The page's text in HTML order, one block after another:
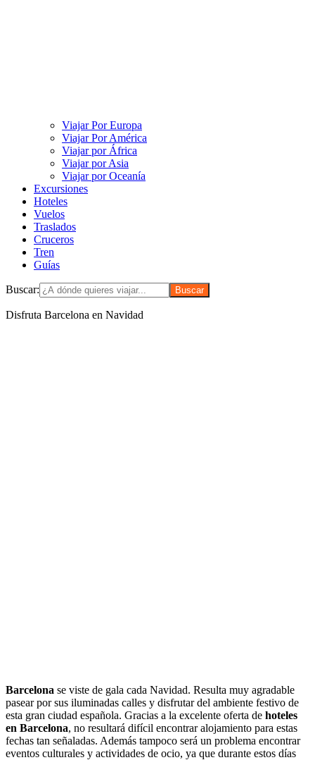
Viajar Por Europa
Viajar Por América
Viajar por África
Viajar por Asia
Viajar por Oceanía
Excursiones
Hoteles
Vuelos
Traslados
Cruceros
Tren
Guías
Buscar:
Disfruta Barcelona en Navidad
Barcelona se viste de gala cada Navidad. Resulta muy agradable
pasear por sus iluminadas calles y disfrutar del ambiente festivo de
esta gran ciudad española. Gracias a la excelente oferta de hoteles
en Barcelona, no resultará difícil encontrar alojamiento para estas
fechas tan señaladas. Además tampoco será un problema encontrar
eventos culturales y actividades de ocio, ya que durante estos días